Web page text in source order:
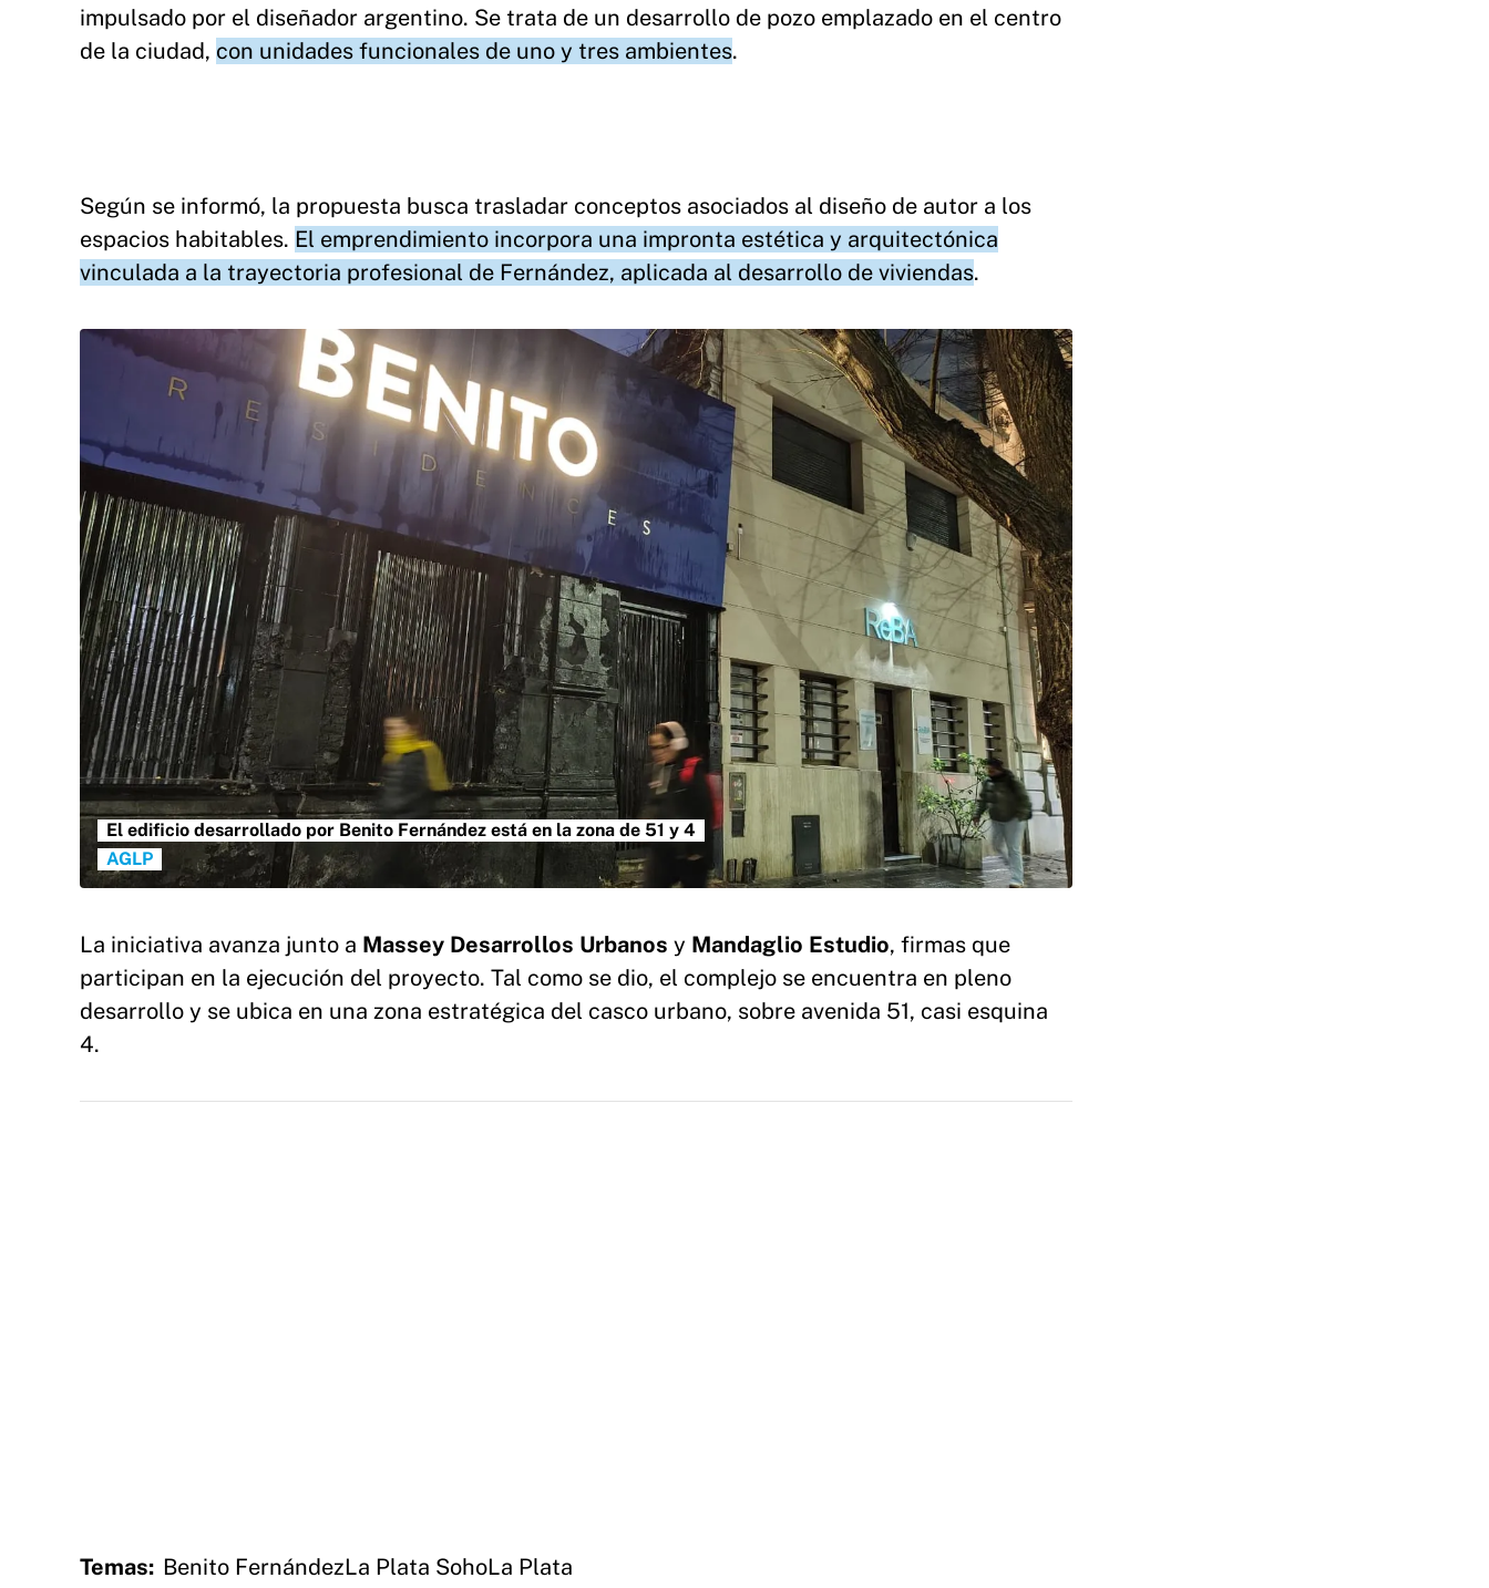
impulsado por el diseñador argentino. Se trata de un desarrollo de pozo emplazado en el centro
de la ciudad, con unidades funcionales de uno y tres ambientes.
Según se informó, la propuesta busca trasladar conceptos asociados al diseño de autor a los
espacios habitables. El emprendimiento incorpora una impronta estética y arquitectónica
vinculada a la trayectoria profesional de Fernández, aplicada al desarrollo de viviendas.
El edificio desarrollado por Benito Fernández está en la zona de 51 y 4
AGLP
La iniciativa avanza junto a Massey Desarrollos Urbanos y Mandaglio Estudio, firmas que
participan en la ejecución del proyecto. Tal como se dio, el complejo se encuentra en pleno
desarrollo y se ubica en una zona estratégica del casco urbano, sobre avenida 51, casi esquina
4.
Temas: Benito FernándezLa Plata SohoLa Plata